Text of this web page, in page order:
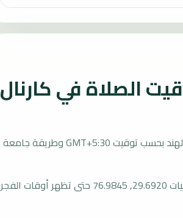
الصلاة في كارنال
تُحسب مواقيت الصلاة في كارنال، الهند بحسب توقيت GMT+5:30 وطريقة جامعة
المرجع العام للمدينة يستخدم إحداثيات 29.6920, 76.9845 حتى تظهر أوقات الفجر